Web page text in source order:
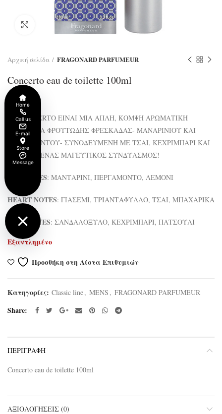
Click to enlarge
Αρχική σελίδα FRAGONARD PARFUMEUR
Concerto eau de toilette 100ml
42.00
ΤΟ CONCERTO ΕΙΝΑΙ ΜΙΑ ΑΠΛΗ, ΚΟΜΨΗ ΑΡΩΜΑΤΙΚΗ
ΣΥΜΦΩΝΙΑ ΦΡΟΥΤΩΔΗΣ ΦΡΕΣΚΑΔΑΣ- ΜΑΝΑΡΙΝΙΟΥ ΚΑΙ
ΠΕΡΓΑΜΟΝΤΟΥ- ΣΥΝΟΔΕΥΜΕΝΗ ΜΕ ΤΣΑΙ, ΚΕΧΡΙΜΠΑΡΙ ΚΑΙ
ΓΙΑΣΕΜΙ. ΕΝΑΣ ΜΑΓΕΥΤΙΚΟΣ ΣΥΝΔΥΑΣΜΟΣ!
TOP NOTES: ΜΑΝΤΑΡΙΝΙ, ΠΕΡΓΑΜΟΝΤΟ, ΛΕΜΟΝΙ
HEART NOTES: ΓΙΑΣΕΜΙ, ΤΡΙΑΝΤΑΦΥΛΛΟ, ΤΣΑΙ, ΜΠΑΧΑΡΙΚΑ
BASE NOTES: ΣΑΝΔΑΛΟΞΥΛΟ, ΚΕΧΡΙΜΠΑΡΙ, ΠΑΤΣΟΥΛΙ
Εξαντλημένο
Προσθήκη στη Λίστα Επιθυμιών
Κατηγορίες: Classic line, MENS , FRAGONARD PARFUMEUR
Share
ΠΕΡΙΓΡΑΦΉ
Concerto eau de toilette 100ml
ΑΞΙΟΛΟΓΉΣΕΙΣ (0)
Home
Call us
E-mail
Store
Message